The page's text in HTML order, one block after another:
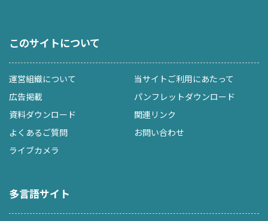
このサイトについて
運営組織について
当サイトご利用にあたって
広告掲載
パンフレットダウンロード
資料ダウンロード
関連リンク
よくあるご質問
お問い合わせ
ライブカメラ
多言語サイト